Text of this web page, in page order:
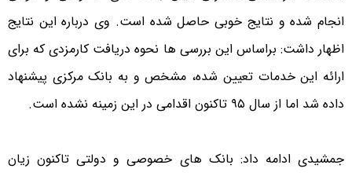
انجام شده و نتایج خوبی حاصل شده است. وی درباره این نتایج
اظهار داشت: براساس این بررسی ها نحوه دریافت کارمزدی که برای
ارائه این خدمات تعیین شده، مشخص و به بانک مرکزی پیشنهاد
داده شد اما از سال ۹۵ تاکنون اقدامی در این زمینه نشده است.
جمشیدی ادامه داد: بانک های خصوصی و دولتی تاکنون زیان